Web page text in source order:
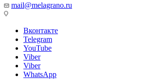
mail@melagrano.ru
Вконтакте
Telegram
YouTube
Viber
Viber
WhatsApp